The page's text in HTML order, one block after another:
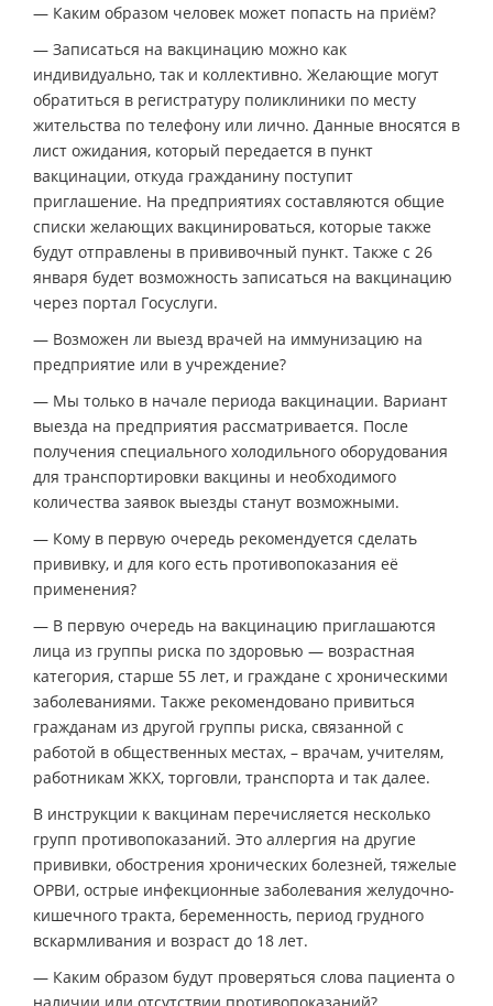
— Каким образом человек может попасть на приём?
— Записаться на вакцинацию можно как
индивидуально, так и коллективно. Желающие могут
обратиться в регистратуру поликлиники по месту
жительства по телефону или лично. Данные вносятся в
лист ожидания, который передается в пункт
вакцинации, откуда гражданину поступит
приглашение. На предприятиях составляются общие
списки желающих вакцинироваться, которые также
будут отправлены в прививочный пункт. Также с 26
января будет возможность записаться на вакцинацию
через портал Госуслуги.
— Возможен ли выезд врачей на иммунизацию на
предприятие или в учреждение?
— Мы только в начале периода вакцинации. Вариант
выезда на предприятия рассматривается. После
получения специального холодильного оборудования
для транспортировки вакцины и необходимого
количества заявок выезды станут возможными.
— Кому в первую очередь рекомендуется сделать
прививку, и для кого есть противопоказания её
применения?
— В первую очередь на вакцинацию приглашаются
лица из группы риска по здоровью — возрастная
категория, старше 55 лет, и граждане с хроническими
заболеваниями. Также рекомендовано привиться
гражданам из другой группы риска, связанной с
работой в общественных местах, – врачам, учителям,
работникам ЖКХ, торговли, транспорта и так далее.
В инструкции к вакцинам перечисляется несколько
групп противопоказаний. Это аллергия на другие
прививки, обострения хронических болезней, тяжелые
ОРВИ, острые инфекционные заболевания желудочно-
кишечного тракта, беременность, период грудного
вскармливания и возраст до 18 лет.
— Каким образом будут проверяться слова пациента о